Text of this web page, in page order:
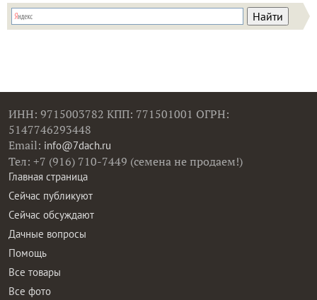
ИНН: 9715003782 КПП: 771501001 ОГРН:
5147746293448
Email: info@7dach.ru
Тел: +7 (916) 710-7449 (семена не продаем!)
Главная страница
Сейчас публикуют
Сейчас обсуждают
Дачные вопросы
Помощь
Все товары
Все фото